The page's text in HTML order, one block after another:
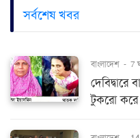
সর্বশেষ খবর
বাংলাদেশ - 7
টুকরো করে